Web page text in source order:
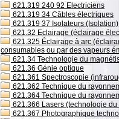
621.319 240 92 Electriciens
621.319 34 Câbles électriques
621.319 37 Isolateurs (Isolation)
621.32 Eclairage (éclairage
621.325 Éclairage à arc
consumables ou par des vapeurs
621.34 Technologie du
621.36 Génie optique
621.361 Spectroscopie
621.362 Technique du
621.364 Technique du
621.366 Lasers (technologie du
621.367 Photographique